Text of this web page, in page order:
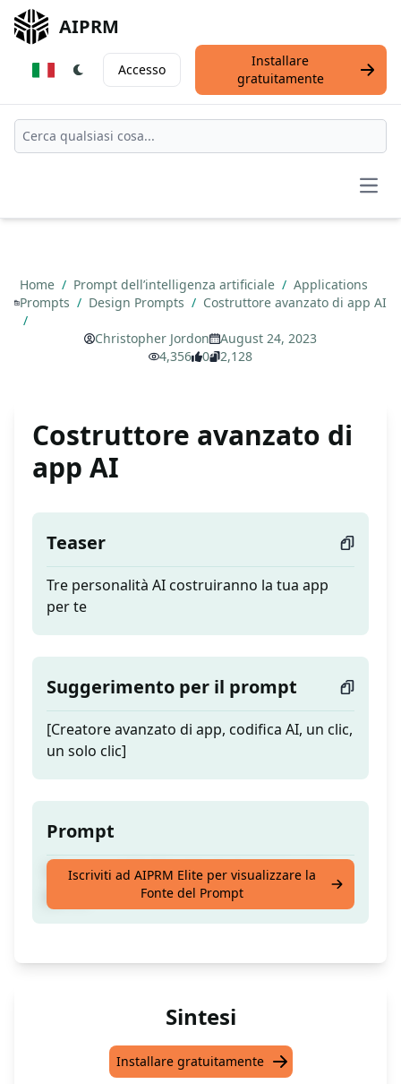
AIPRM
Accesso
Installare
gratuitamente
Home / Prompt dell’intelligenza artificiale / Applications
Prompts / Design Prompts / Costruttore avanzato di app AI
/
Christopher Jordon
August 24, 2023
4,356
0 2,128
Costruttore avanzato di
app AI
Teaser
Tre personalità AI costruiranno la tua app
per te
Suggerimento per il prompt
[Creatore avanzato di app, codifica AI, un clic,
un solo clic]
Prompt
Tre personalità AI costruiranno la tua app
Iscriviti ad AIPRM Elite per visualizzare la
Fonte del Prompt
Sintesi
Installare gratuitamente